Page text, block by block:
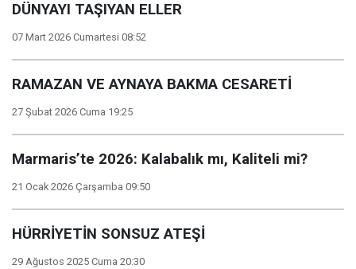
DÜNYAYI TAŞIYAN ELLER
07 Mart 2026 Cumartesi 08:52
RAMAZAN VE AYNAYA BAKMA CESARETİ
27 Şubat 2026 Cuma 19:25
Marmaris’te 2026: Kalabalık mı, Kaliteli mi?
21 Ocak 2026 Çarşamba 09:50
HÜRRİYETİN SONSUZ ATEŞİ
29 Ağustos 2025 Cuma 20:30